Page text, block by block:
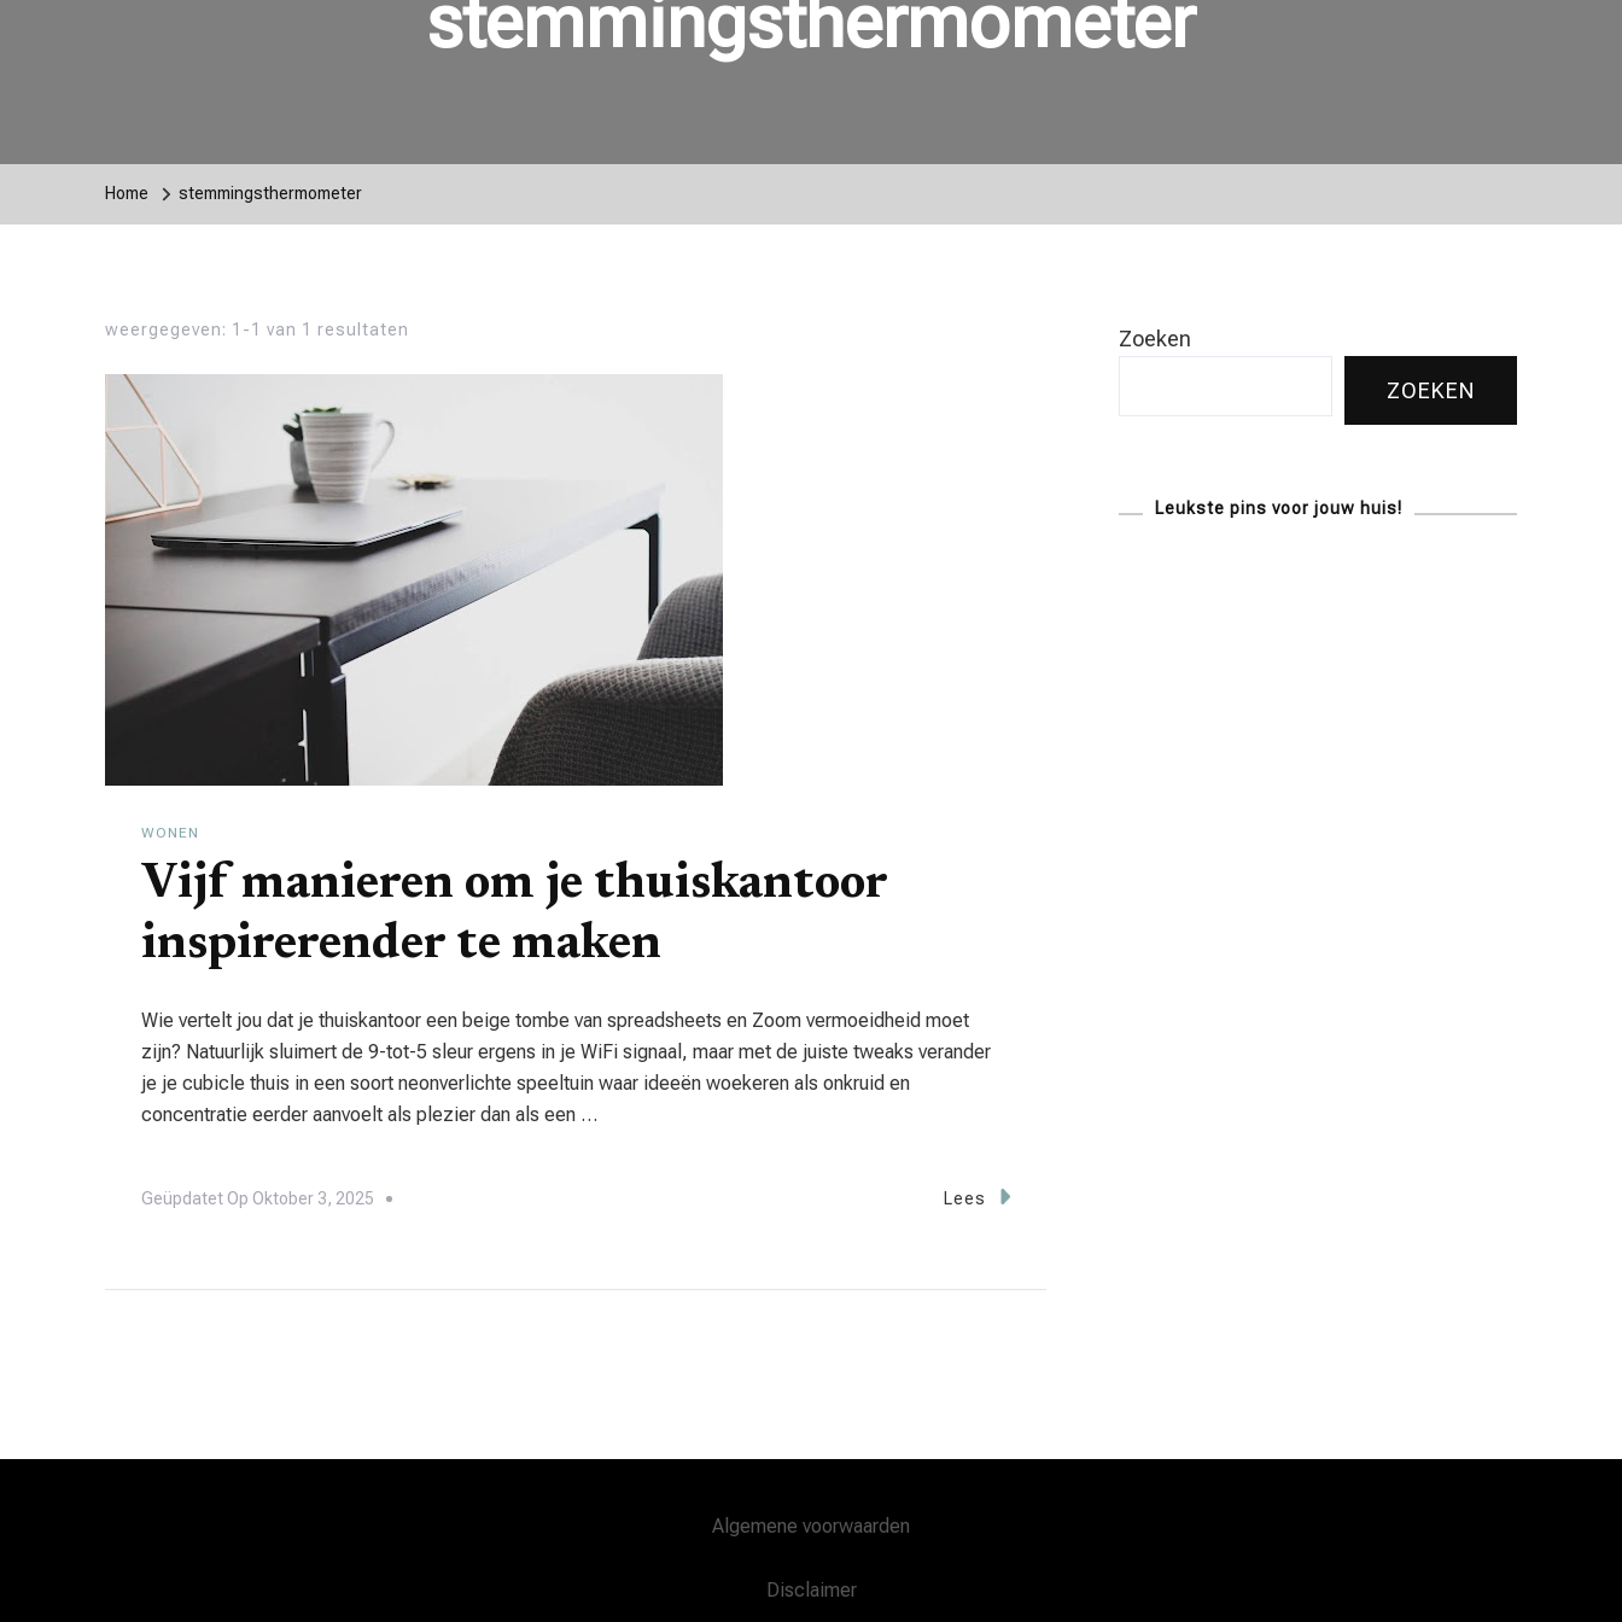
stemmingsthermometer
Home stemmingsthermometer
weergegeven: 1-1 van 1 resultaten
WONEN
Vijf manieren om je thuiskantoor
inspirerender te maken
Wie vertelt jou dat je thuiskantoor een beige tombe van spreadsheets en Zoom vermoeidheid moet
zijn? Natuurlijk sluimert de 9-tot-5 sleur ergens in je WiFi signaal, maar met de juiste tweaks verander
je je cubicle thuis in een soort neonverlichte speeltuin waar ideeën woekeren als onkruid en
concentratie eerder aanvoelt als plezier dan als een …
Geüpdatet Op Oktober 3, 2025 Lees
Zoeken
ZOEKEN
Leukste pins voor jouw huis!
Algemene voorwaarden
Disclaimer